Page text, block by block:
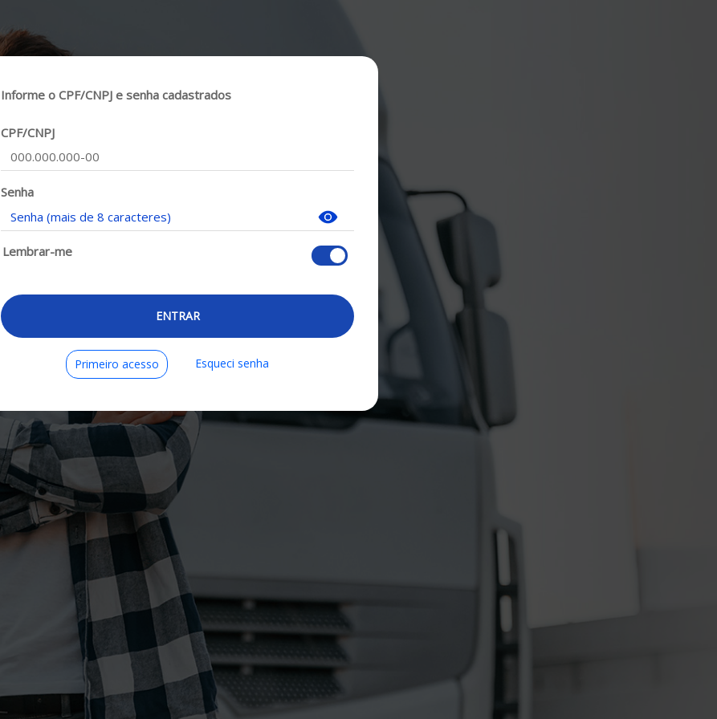
Informe o CPF/CNPJ e senha cadastrados
CPF/CNPJ
Senha
Lembrar-me
ENTRAR
Primeiro acesso Esqueci senha